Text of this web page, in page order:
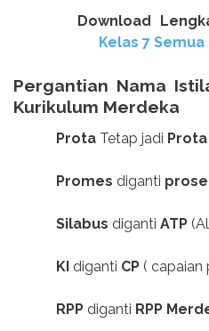
Download
Kelas 7
Pergantian Nama
Kurikulum Merdeka
Prota Tetap jadi Prota
Promes diganti
Silabus diganti ATP
KI diganti CP ( capaian
RPP diganti RPP